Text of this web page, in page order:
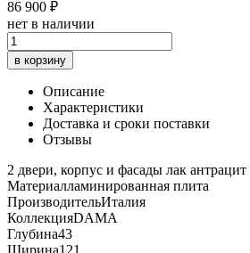
86 900 ₽
нет в наличии
в корзину
Описание
Характеристики
Доставка и сроки поставки
Отзывы
2 двери, корпус и фасады лак
Материалламинированная плита
ПроизводительИталия
КоллекцияDAMA
Глубина43
Ширина121